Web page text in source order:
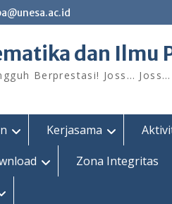
dan Ilmu
Berprestasi! Joss…
Kerjasama
Zona Integritas